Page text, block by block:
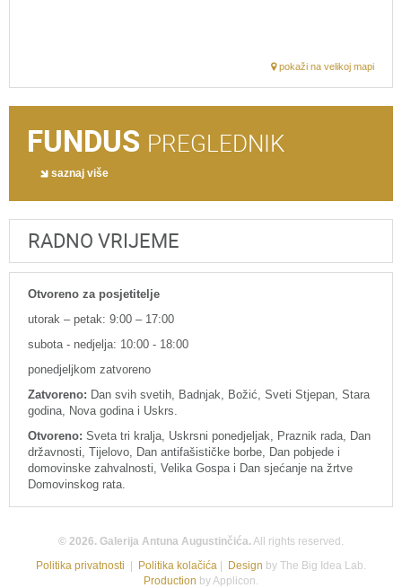
pokaži na velikoj mapi
FUNDUS PREGLEDNIK
saznaj više
RADNO VRIJEME
Otvoreno za posjetitelje
utorak – petak: 9:00 – 17:00
subota - nedjelja: 10:00 - 18:00
ponedjeljkom zatvoreno
Zatvoreno: Dan svih svetih, Badnjak, Božić, Sveti Stjepan, Stara
godina, Nova godina i Uskrs.
Otvoreno: Sveta tri kralja, Uskrsni ponedjeljak, Praznik rada, Dan
državnosti, Tijelovo, Dan antifašističke borbe, Dan pobjede i
domovinske zahvalnosti, Velika Gospa i Dan sjećanje na žrtve
Domovinskog rata.
© 2026. Galerija Antuna Augustinčića.All rights reserved.
Politika privatnosti
Politika kolačića Design by The Big Idea Lab.
Production by Applicon.